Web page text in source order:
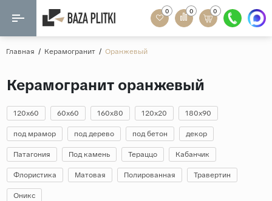
Назад
60x120
60х60
20x120
80x160
20x90
Мозаика
Кварц-винил
Ламинат
0 0 0
Главная / Керамогранит / Оранжевый
Керамогранит оранжевый
120x60 60x60 160x80 120x20 180x90
под мрамор под дерево под бетон декор
Патагония Под камень Тераццо Кабанчик
Флористика Матовая Полированная Травертин
Оникс